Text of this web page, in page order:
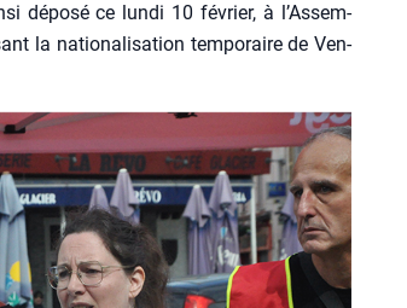
dépo­sé ce lun­di 10 février, à l’As­sem­
la natio­na­li­sa­tion tem­po­raire de Ven­